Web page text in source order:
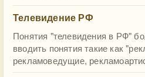
Телевидение РФ
Понятия "телевидения в РФ"
вводить понятия такие как
рекламоведущие,